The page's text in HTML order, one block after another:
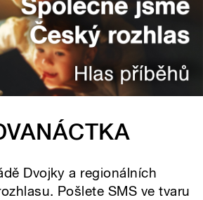
Dvojky a regionálních
Pošlete SMS ve tvaru